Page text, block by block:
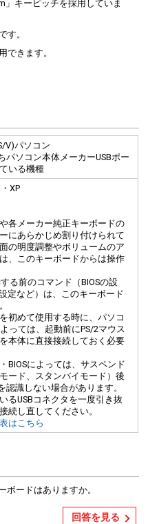
」キーピッチを採用していま
す。
できます。
V)パソコン
パソコン本体メーカーUSBポー
いる機種
XP
各メーカー純正キーボードの
にあらかじめ割り付けられて
の明度調整やボリュームのア
、このキーボードからは操作
る前のコマンド（BIOSの設
定など）は、このキーボード
初めて使用する時に、パソコ
っては、起動前にPS/2マウス
本体に直接接続しておく必要
BIOSによっては、サスペンド
ード、スタンバイモード）後
認識しない場合があります。
るUSBコネクタを一度引き抜
続し直してください。
はこちら
ボードはありますか。
回答を見る